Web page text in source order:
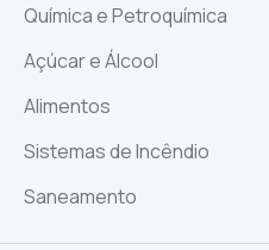
Química e Petroquímica
Açúcar e Álcool
Alimentos
Sistemas de Incêndio
Saneamento